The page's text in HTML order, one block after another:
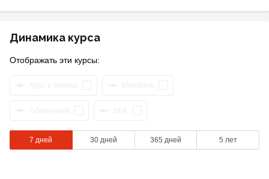
Динамика курса
Отображать эти курсы:
7 дней 30 дней 365 дней 5 лет